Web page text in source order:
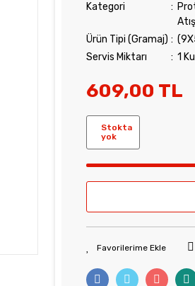
Kategori
Ürün Tipi (Gramaj)
Servis Miktarı
1
609,00 TL
Stokta
yok